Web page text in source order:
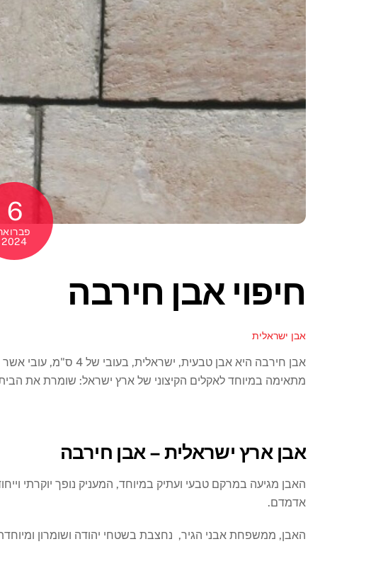
6
2024
חיפוי אבן חירבה
אבן ישראלית
אבן חירבה היא אבן
מתאימה במיוחד לאקלים הקיצוני של ארץ ישראל: שומרת את
אבן ארץ ישראלית – אבן חירבה
האבן מגיעה במרקם טבעי ועתיק במיוחד, המעניק נופך יוקרתי
אדמדם.
האבן, ממשפחת אבני הגיר, נחצבת בשטחי יהודה ושומרון ומיוחדת